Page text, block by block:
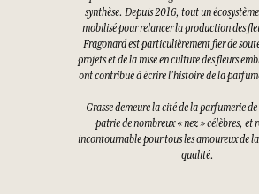
synthèse. Depuis 2016, tout un écosystème
mobilisé pour relancer la production des
Fragonard est particulièrement fier de
projets et de la mise en culture des fleurs
ont contribué à écrire l’histoire de la
Grasse demeure la cité de la parfumerie
patrie de nombreux « nez » célèbres, et
incontournable pour tous les amoureux de
qualité.